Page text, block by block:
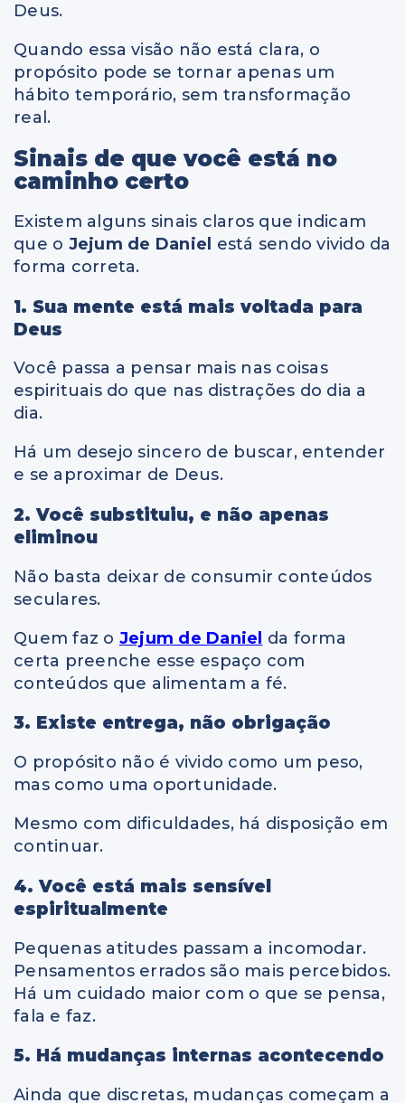
Deus.
Quando essa visão não está clara, o
propósito pode se tornar apenas um
hábito temporário, sem transformação
real.
Sinais de que você está no
caminho certo
Existem alguns sinais claros que indicam
que o Jejum de Daniel está sendo vivido da
forma correta.
1. Sua mente está mais voltada para
Deus
Você passa a pensar mais nas coisas
espirituais do que nas distrações do dia a
dia.
Há um desejo sincero de buscar, entender
e se aproximar de Deus.
2. Você substituiu, e não apenas
eliminou
Não basta deixar de consumir conteúdos
seculares.
Quem faz o Jejum de Daniel da forma
certa preenche esse espaço com
conteúdos que alimentam a fé.
3. Existe entrega, não obrigação
O propósito não é vivido como um peso,
mas como uma oportunidade.
Mesmo com dificuldades, há disposição em
continuar.
4. Você está mais sensível
espiritualmente
Pequenas atitudes passam a incomodar.
Pensamentos errados são mais percebidos.
Há um cuidado maior com o que se pensa,
fala e faz.
5. Há mudanças internas acontecendo
Ainda que discretas, mudanças começam a